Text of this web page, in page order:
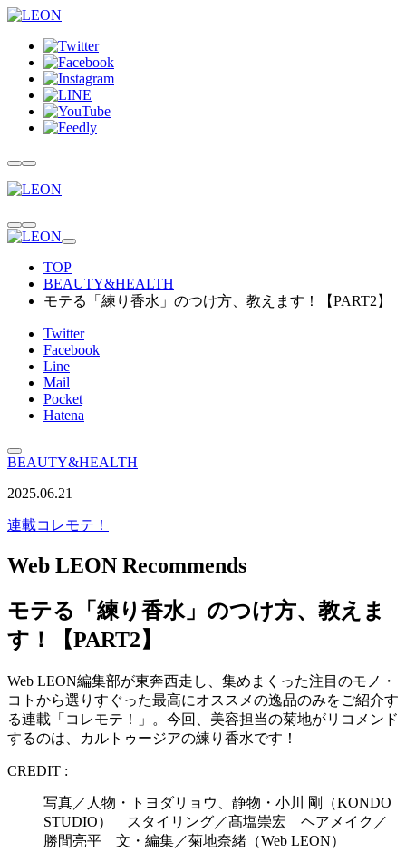
TOP
BEAUTY&HEALTH
モテる「練り香水」のつけ方、教えます！【PART2】
Twitter
Facebook
Line
Mail
Pocket
Hatena
BEAUTY&HEALTH
2025.06.21
連載コレモテ！
Web LEON Recommends
モテる「練り香水」のつけ方、教えま
す！【PART2】
Web LEON編集部が東奔西走し、集めまくった注目のモノ・
コトから選りすぐった最高にオススメの逸品のみをご紹介す
る連載「コレモテ！」。今回、美容担当の菊地がリコメンド
するのは、カルトゥージアの練り香水です！
CREDIT :
写真／人物・トヨダリョウ、静物・小川 剛（KONDO
STUDIO） スタイリング／髙塩崇宏 ヘアメイク／
勝間亮平 文・編集／菊地奈緒（Web LEON）